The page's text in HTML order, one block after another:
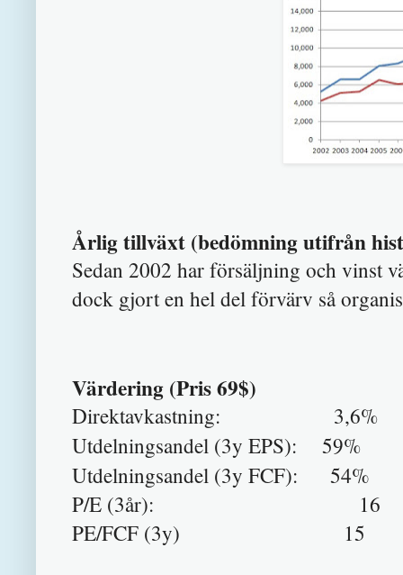
Årlig tillväxt (bedömning utifrån
Sedan 2002 har försäljning och vinst
dock gjort en hel del förvärv så
Värdering (Pris 69$)
Direktavkastning: 3,6%
Utdelningsandel (3y EPS): 59%
Utdelningsandel (3y FCF): 54%
P/E (3år): 16
PE/FCF (3y) 15